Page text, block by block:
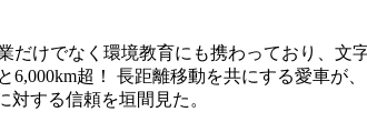
けでなく環境教育にも携わっており、
超！ 長距離移動を共にする愛車
する信頼を垣間見た。